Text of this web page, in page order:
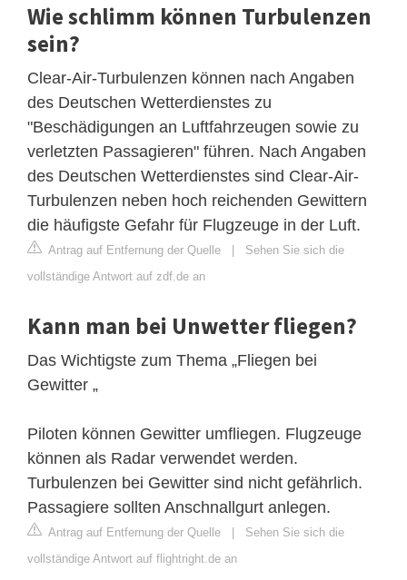
Wie schlimm können Turbulenzen
sein?
Clear-Air-Turbulenzen können nach Angaben
des Deutschen Wetterdienstes zu
"Beschädigungen an Luftfahrzeugen sowie zu
verletzten Passagieren" führen. Nach Angaben
des Deutschen Wetterdienstes sind Clear-Air-
Turbulenzen neben hoch reichenden Gewittern
die häufigste Gefahr für Flugzeuge in der Luft.
Antrag auf Entfernung der Quelle | Sehen Sie sich die
vollständige Antwort auf zdf.de an
Kann man bei Unwetter fliegen?
Das Wichtigste zum Thema „Fliegen bei
Gewitter „
Piloten können Gewitter umfliegen. Flugzeuge
können als Radar verwendet werden.
Turbulenzen bei Gewitter sind nicht gefährlich.
Passagiere sollten Anschnallgurt anlegen.
Antrag auf Entfernung der Quelle | Sehen Sie sich die
vollständige Antwort auf flightright.de an